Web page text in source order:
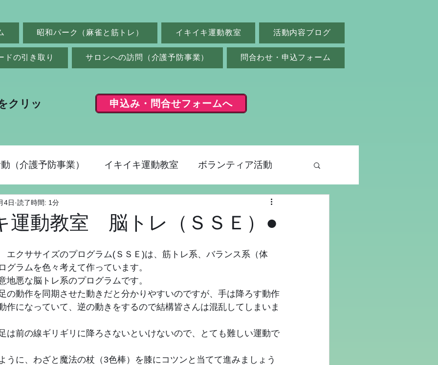
昭和パーク（麻雀と筋トレ） イキイキ運動教室 活動内容ブログ
ドの引き取り サロンへの訪問（介護予防事業） 問合わせ・申込フォーム
クリッ 申込み・問合せフォームへ
（介護予防事業） イキイキ運動教室 ボランティア活動
麻雀）
運動教室 脳トレ（ＳＳＥ）●
4日 読了時間: 1分
クササイズのプログラム(ＳＳＥ)は、筋トレ系、バランス系（体
グラムを色々考えて作っています。
悪な脳トレ系のプログラムです。
動作を同期させた動きだと分かりやすいのですが、手は降ろす動作
作になっていて、逆の動きをするので結構皆さんは混乱してしまいま
前の線ギリギリに降ろさないといけないので、とても難しい運動で
に、わざと魔法の杖（3色棒）を膝にコツンと当てて進みましょう